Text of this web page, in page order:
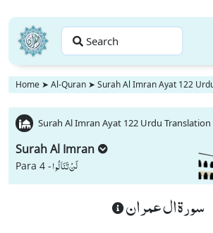
Search
Home ➤ Al-Quran ➤ Surah Al Imran Ayat 122
Surah Al Imran Ayat 122 Urdu Translation
Surah Al Imran
Para 4 -لَنْ تَنَالُوا
سورة ال عمران